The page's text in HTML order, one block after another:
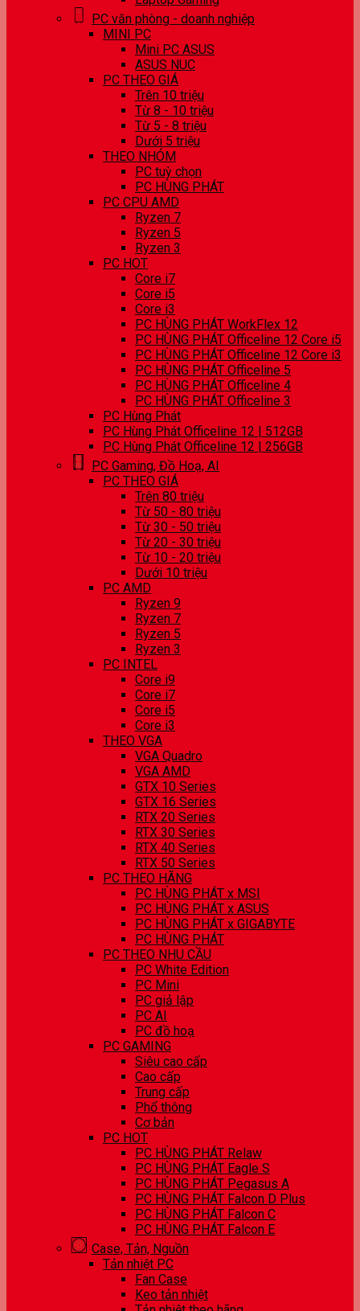
PC văn phòng - doanh nghiệp
MINI PC
Mini PC ASUS
ASUS NUC
PC THEO GIÁ
Trên 10 triệu
Từ 8 - 10 triệu
Từ 5 - 8 triệu
Dưới 5 triệu
THEO NHÓM
PC tuỳ chọn
PC HÙNG PHÁT
PC CPU AMD
Ryzen 7
Ryzen 5
Ryzen 3
PC HOT
Core i7
Core i5
Core i3
PC HÙNG PHÁT WorkFlex 12
PC HÙNG PHÁT Officeline 12 Core i5
PC HÙNG PHÁT Officeline 12 Core i3
PC HÙNG PHÁT Officeline 5
PC HÙNG PHÁT Officeline 4
PC HÙNG PHÁT Officeline 3
PC Hùng Phát
PC Hùng Phát Officeline 12 | 512GB
PC Hùng Phát Officeline 12 | 256GB
PC Gaming, Đồ Hoạ, AI
PC THEO GIÁ
Trên 80 triệu
Từ 50 - 80 triệu
Từ 30 - 50 triệu
Từ 20 - 30 triệu
Từ 10 - 20 triệu
Dưới 10 triệu
PC AMD
Ryzen 9
Ryzen 7
Ryzen 5
Ryzen 3
PC INTEL
Core i9
Core i7
Core i5
Core i3
THEO VGA
VGA Quadro
VGA AMD
GTX 10 Series
GTX 16 Series
RTX 20 Series
RTX 30 Series
RTX 40 Series
RTX 50 Series
PC THEO HÃNG
PC HÙNG PHÁT x MSI
PC HÙNG PHÁT x ASUS
PC HÙNG PHÁT x GIGABYTE
PC HÙNG PHÁT
PC THEO NHU CẦU
PC White Edition
PC Mini
PC giả lập
PC AI
PC đồ hoạ
PC GAMING
Siêu cao cấp
Cao cấp
Trung cấp
Phổ thông
Cơ bản
PC HOT
PC HÙNG PHÁT Relaw
PC HÙNG PHÁT Eagle S
PC HÙNG PHÁT Pegasus A
PC HÙNG PHÁT Falcon D Plus
PC HÙNG PHÁT Falcon C
PC HÙNG PHÁT Falcon E
Case, Tản, Nguồn
Tản nhiệt PC
Fan Case
Keo tản nhiệt